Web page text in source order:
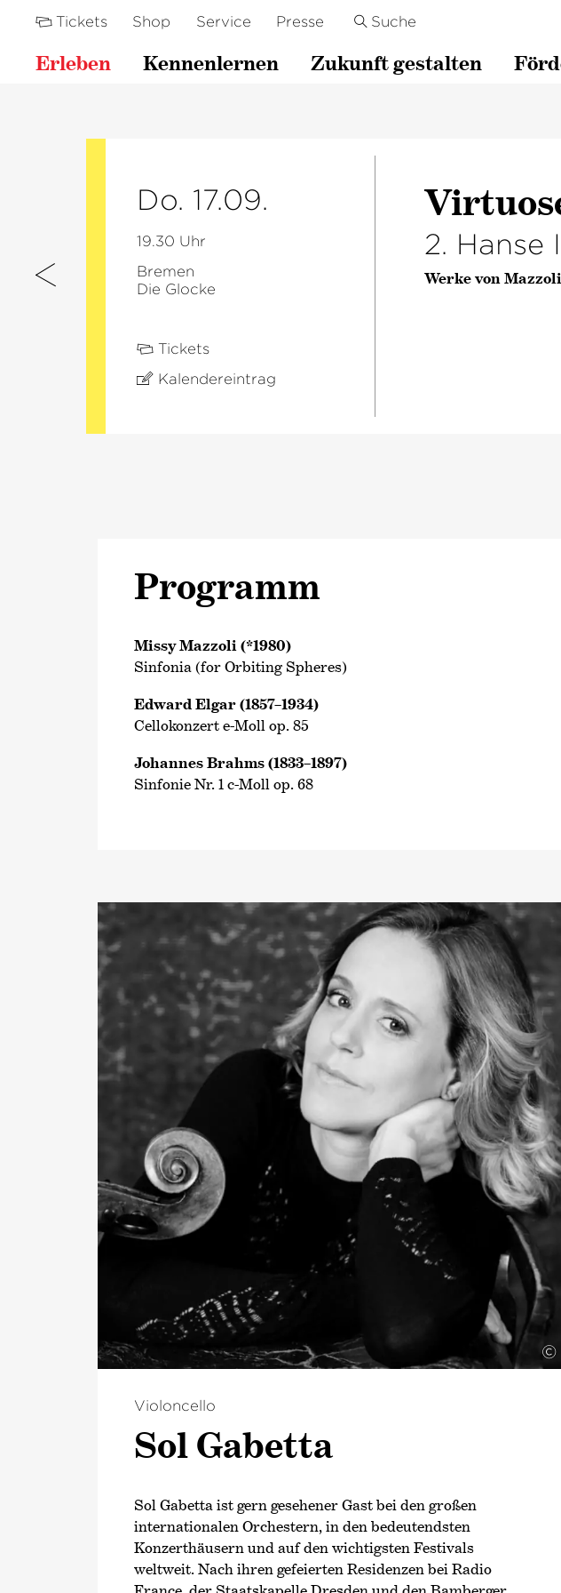
Tickets Shop Service Presse Suche
Erleben Kennenlernen Zukunft gestalten
Do. 17.09.
19.30 Uhr
Bremen
Die Glocke
Tickets
Kalendereintrag
2.
Werke von
Programm
Missy Mazzoli (*1980)
Sinfonia (for Orbiting Spheres)
Edward Elgar (1857–1934)
Cellokonzert e-Moll op. 85
Johannes Brahms (1833–1897)
Sinfonie Nr. 1 c-Moll op. 68
©
Violoncello
Sol Gabetta
Sol Gabetta ist gern gesehener Gast bei den großen
internationalen Orchestern, in den bedeutendsten
Konzerthäusern und auf den wichtigsten Festivals
weltweit. Nach ihren gefeierten Residenzen bei Radio